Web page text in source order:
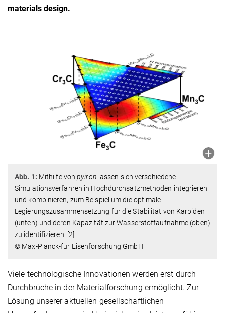
materials design.
Abb. 1: Mithilfe vonpyiron lassen sich verschiedene
Simulationsverfahren in Hochdurchsatzmethoden integrieren
und kombinieren, zum Beispiel um die optimale
Legierungszusammensetzung für die Stabilität von Karbiden
(unten) und deren Kapazität zur Wasserstoffaufnahme (oben)
zu identifizieren. [2]
© Max-Planck-für Eisenforschung GmbH
Viele technologische Innovationen werden erst durch
Durchbrüche in der Materialforschung ermöglicht. Zur
Lösung unserer aktuellen gesellschaftlichen